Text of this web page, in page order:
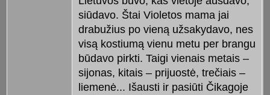
siūdavo. Štai Violetos mama jai
drabužius po vieną užsakydavo, nes
visą kostiumą vienu metu per brangu
būdavo pirkti. Taigi vienais metais –
sijonas, kitais – prijuostė, trečiais –
liemenė... Išausti ir pasiūti Čikagoje